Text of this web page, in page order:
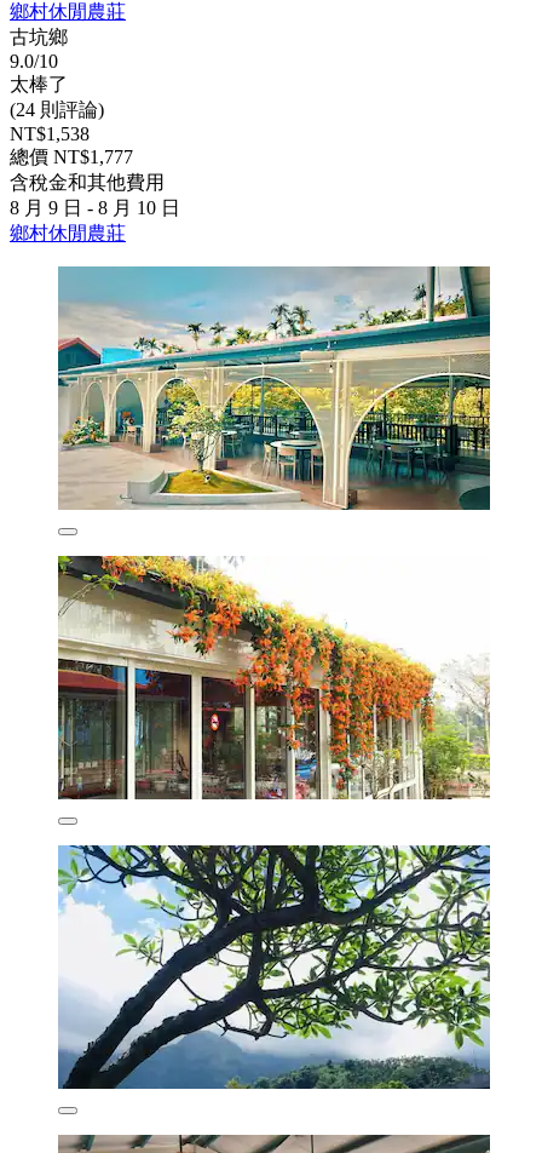
鄉村休閒農莊
古坑鄉
9.0/10
太棒了
(24 則評論)
NT$1,538
總價 NT$1,777
含稅金和其他費用
8 月 9 日 - 8 月 10 日
鄉村休閒農莊